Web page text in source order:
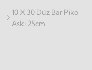
10 X 30 Düz Bar Piko
Askı 25cm